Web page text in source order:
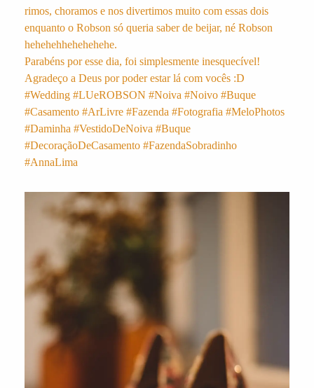
rimos, choramos e nos divertimos muito com essas dois
enquanto o Robson só queria saber de beijar, né Robson
hehehehhehehehehe.
Parabéns por esse dia, foi simplesmente inesquecível!
Agradeço a Deus por poder estar lá com vocês :D
#Wedding #LUeROBSON #Noiva #Noivo #Buque
#Casamento #ArLivre #Fazenda #Fotografia #MeloPhotos
#Daminha #VestidoDeNoiva #Buque
#DecoraçãoDeCasamento #FazendaSobradinho
#AnnaLima